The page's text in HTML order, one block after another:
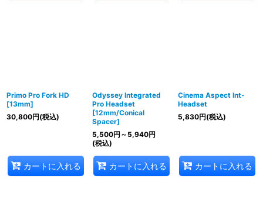
Primo Pro Fork HD
[13mm]
30,800円(税込)
カートに入れる
Odyssey Integrated
Pro Headset
[12mm/Conical
Spacer]
5,500円 ～5,940円
(税込)
カートに入れる
Cinema Aspect Int-
Headset
5,830円(税込)
カートに入れる